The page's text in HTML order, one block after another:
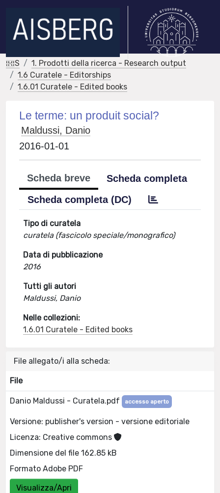
IRIS
1. Prodotti della ricerca - Research output
1.6 Curatele - Editorships
1.6.01 Curatele - Edited books
Le terme: un produit social?
Maldussi, Danio
2016-01-01
Scheda breve
Scheda completa
Scheda completa (DC)
Tipo di curatela
curatela (fascicolo speciale/monografico)
Data di pubblicazione
2016
Tutti gli autori
Maldussi, Danio
Nelle collezioni:
1.6.01 Curatele - Edited books
File allegato/i alla scheda:
File
Danio Maldussi - Curatela.pdf accesso aperto
Versione: publisher's version - versione editoriale
Licenza: Creative commons
Dimensione del file 162.85 kB
Formato Adobe PDF
Visualizza/Apri